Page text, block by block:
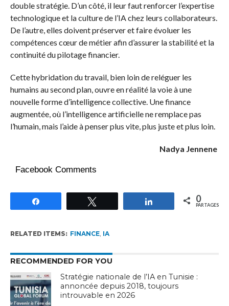
double stratégie. D’un côté, il leur faut renforcer l’expertise
technologique et la culture de l’IA chez leurs collaborateurs.
De l’autre, elles doivent préserver et faire évoluer les
compétences cœur de métier afin d’assurer la stabilité et la
continuité du pilotage financier.
Cette hybridation du travail, bien loin de reléguer les
humains au second plan, ouvre en réalité la voie à une
nouvelle forme d’intelligence collective. Une finance
augmentée, où l’intelligence artificielle ne remplace pas
l’humain, mais l’aide à penser plus vite, plus juste et plus loin.
Nadya Jennene
Facebook Comments
Partagez 0
PARTAGES
RELATED ITEMS: FINANCE, IA
RECOMMENDED FOR YOU
Stratégie nationale de l’IA en Tunisie :
annoncée depuis 2018, toujours
introuvable en 2026